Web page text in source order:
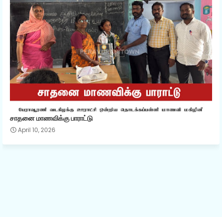
சாதனை மாணவிக்கு பாராட்டு
April 10, 2026